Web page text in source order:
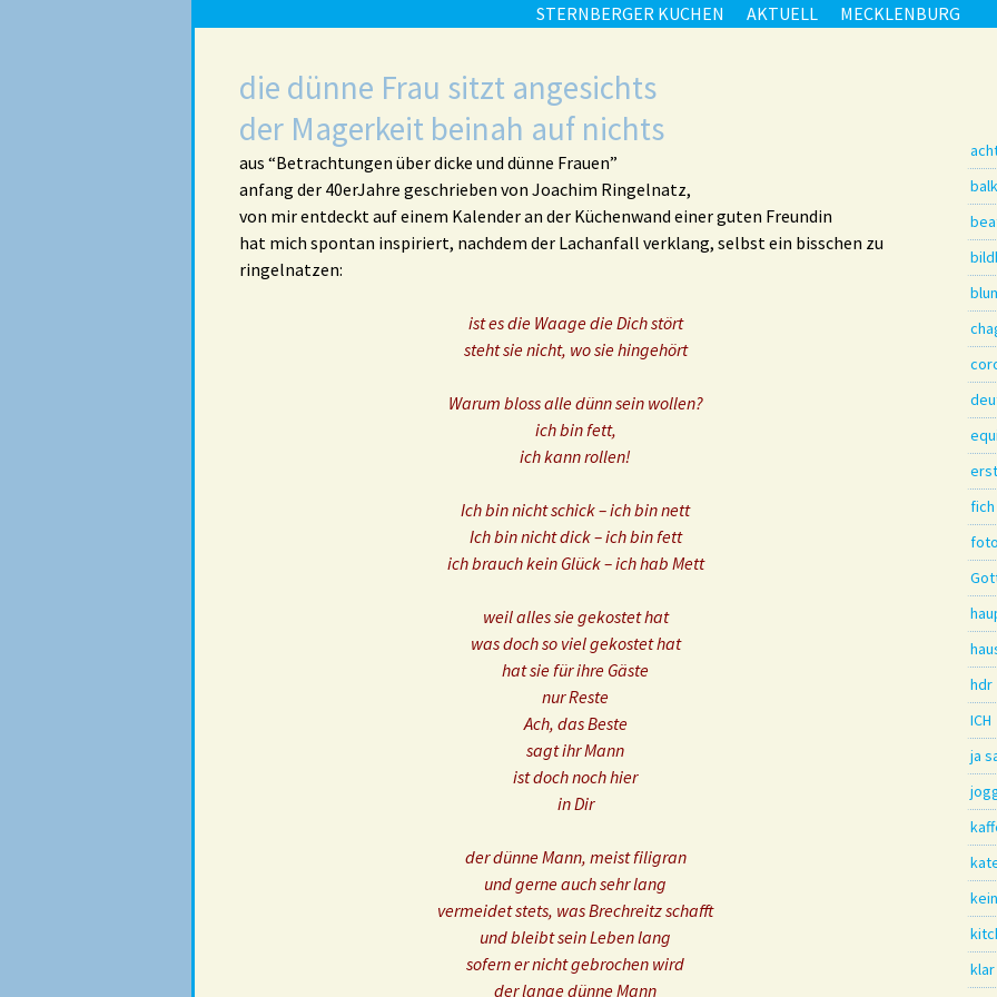
STERNBERGER KUCHEN AKTUELL MECKLENBURG
die dünne Frau sitzt angesichts
der Magerkeit beinah auf nichts
aus “Betrachtungen über dicke und dünne Frauen”
anfang der 40erJahre geschrieben von Joachim Ringelnatz,
von mir entdeckt auf einem Kalender an der Küchenwand einer guten Freundin
hat mich spontan inspiriert, nachdem der Lachanfall verklang, selbst ein bisschen zu
ringelnatzen:
ist es die Waage die Dich stört
steht sie nicht, wo sie hingehört
Warum bloss alle dünn sein wollen?
ich bin fett,
ich kann rollen!
Ich bin nicht schick – ich bin nett
Ich bin nicht dick – ich bin fett
ich brauch kein Glück – ich hab Mett
weil alles sie gekostet hat
was doch so viel gekostet hat
hat sie für ihre Gäste
nur Reste
Ach, das Beste
sagt ihr Mann
ist doch noch hier
in Dir
der dünne Mann, meist filigran
und gerne auch sehr lang
vermeidet stets, was Brechreitz schafft
und bleibt sein Leben lang
sofern er nicht gebrochen wird
der lange dünne Mann
fich
hdr
ICH
ja